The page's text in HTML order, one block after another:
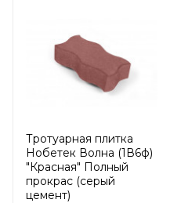
Тротуарная плитка
Нобетек Волна (1В6ф)
"Красная" Полный
прокрас (серый
цемент)